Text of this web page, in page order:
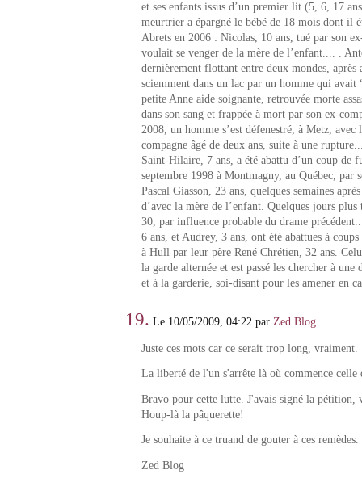
et ses enfants issus d’un premier lit (5, 6, 17
meurtrier a épargné le bébé de 18 mois dont il
Abrets en 2006 : Nicolas, 10 ans, tué par son
voulait se venger de la mère de l’enfant.... .
dernièrement flottant entre deux mondes, après
sciemment dans un lac par un homme qui avait
petite Anne aide soignante, retrouvée morte
dans son sang et frappée à mort par son ex-
2008, un homme s’est défenestré, à Metz, avec
compagne âgé de deux ans, suite à une
Saint-Hilaire, 7 ans, a été abattu d’un coup de
septembre 1998 à Montmagny, au Québec, par
Pascal Giasson, 23 ans, quelques semaines
d’avec la mère de l’enfant. Quelques jours plus
30, par influence probable du drame
6 ans, et Audrey, 3 ans, ont été abattues à coups
à Hull par leur père René Chrétien, 32 ans.
la garde alternée et est passé les chercher à une
et à la garderie, soi-disant pour les amener en
19. Le 10/05/2009, 04:22 parZed Blog
Juste ces mots car ce serait trop long, vraiment.
La liberté de l'un s'arrête là où commence celle
Bravo pour cette lutte. J'avais signé la pétition,
Houp-là la pâquerette!
Je souhaite à ce truand de gouter à ces remèdes.
Zed Blog